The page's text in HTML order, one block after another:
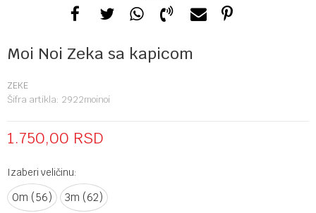
Moi Noi Zeka sa kapicom
ZEKE
Šifra artikla: 2922moinoi
1.750,00 RSD
Izaberi veličinu:
0m (56) 3m (62)